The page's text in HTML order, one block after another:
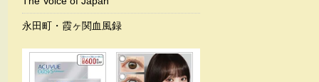
永田町・霞ヶ関血風録